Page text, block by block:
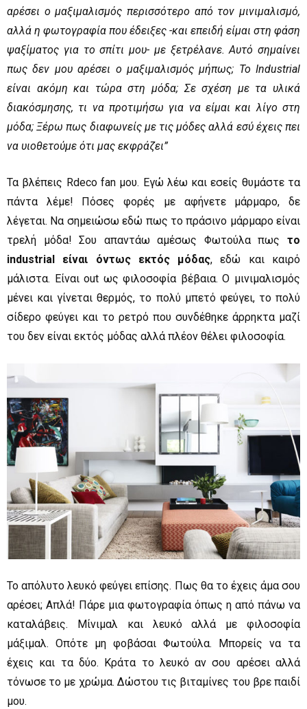
αρέσει ο μαξιμαλισμός περισσότερο από τον μινιμαλισμό,
αλλά η φωτογραφία που έδειξες -και επειδή είμαι στη φάση
ψαξίματος για το σπίτι μου- με ξετρέλανε. Αυτό σημαίνει
πως δεν μου αρέσει ο μαξιμαλισμός μήπως; Το Industrial
είναι ακόμη και τώρα στη μόδα; Σε σχέση με τα υλικά
διακόσμησης, τι να προτιμήσω για να είμαι και λίγο στη
μόδα; Ξέρω πως διαφωνείς με τις μόδες αλλά εσύ έχεις πει
να υιοθετούμε ότι μας εκφράζει”
Τα βλέπεις Rdeco fan μου. Εγώ λέω και εσείς θυμάστε τα
πάντα λέμε! Πόσες φορές με αφήνετε μάρμαρο, δε
λέγεται. Να σημειώσω εδώ πως το πράσινο μάρμαρο είναι
τρελή μόδα! Σου απαντάω αμέσως Φωτούλα πως το
industrial είναι όντως εκτός μόδας, εδώ και καιρό
μάλιστα. Είναι out ως φιλοσοφία βέβαια. Ο μινιμαλισμός
μένει και γίνεται θερμός, το πολύ μπετό φεύγει, το πολύ
σίδερο φεύγει και το ρετρό που συνδέθηκε άρρηκτα μαζί
του δεν είναι εκτός μόδας αλλά πλέον θέλει φιλοσοφία.
Το απόλυτο λευκό φεύγει επίσης. Πως θα το έχεις άμα σου
αρέσει; Απλά! Πάρε μια φωτογραφία όπως η από πάνω να
καταλάβεις. Μίνιμαλ και λευκό αλλά με φιλοσοφία
μάξιμαλ. Οπότε μη φοβάσαι Φωτούλα. Μπορείς να τα
έχεις και τα δύο. Κράτα το λευκό αν σου αρέσει αλλά
τόνωσε το με χρώμα. Δώστου τις βιταμίνες του βρε παιδί
μου.